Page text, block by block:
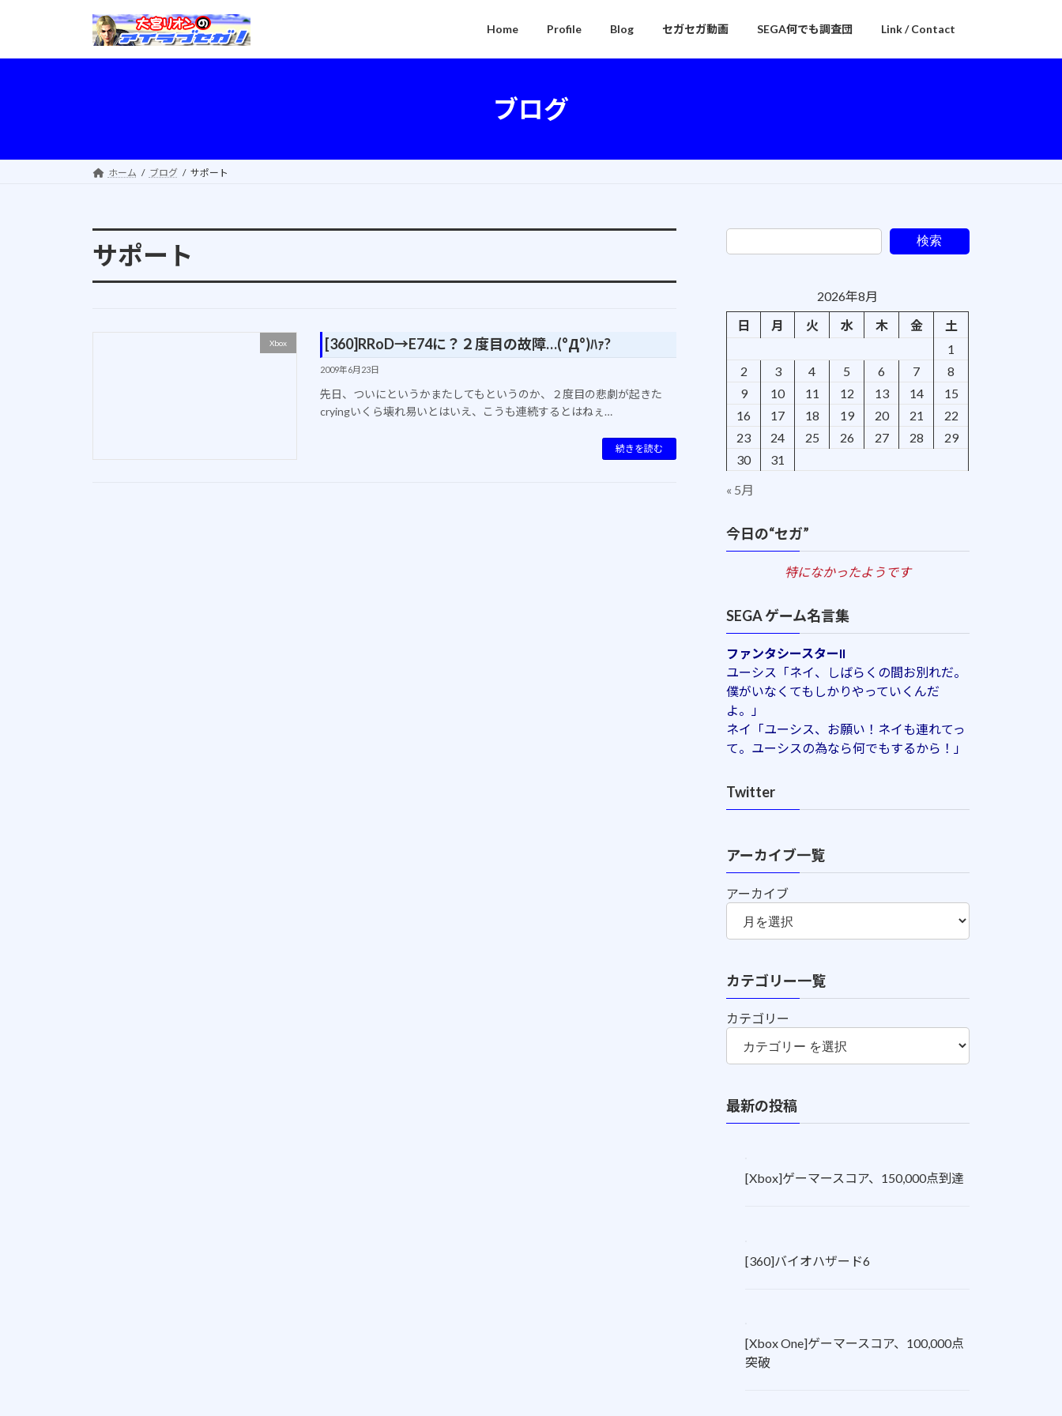
ッ
移
Home Profile Blog セガセガ動画 SEGA何でも調査団 Link / Contact
ブログ
ホーム ブログ サポート
サポート
Xbox [360]RRoD→E74に？２度目の故障…(°Д°)ﾊｧ?
2009年6月23日
先日、ついにというかまたしてもというのか、２度目の悲劇が起きた
cryingいくら壊れ易いとはいえ、こうも連続するとはねぇ…
続きを読む
検索
2026年8月
日
月 火 水 木 金
土
1
2
3 4 5 6 7
8
9
10 11 12 13 14
15
16
17 18 19 20 21
22
23
24 25 26 27 28
29
30
31
« 5月
今日の“セガ”
特になかったようです
SEGA ゲーム名言集
ファンタシースターII
ユーシス「ネイ、しばらくの間お別れだ。
僕がいなくてもしかりやっていくんだ
よ。」
ネイ「ユーシス、お願い！ネイも連れてっ
て。ユーシスの為なら何でもするから！」
Twitter
アーカイブ一覧
アーカイブ
カテゴリー一覧
カテゴリー
最新の投稿
[Xbox]ゲーマースコア、150,000点到達
[360]バイオハザード6
[Xbox One]ゲーマースコア、100,000点
突破